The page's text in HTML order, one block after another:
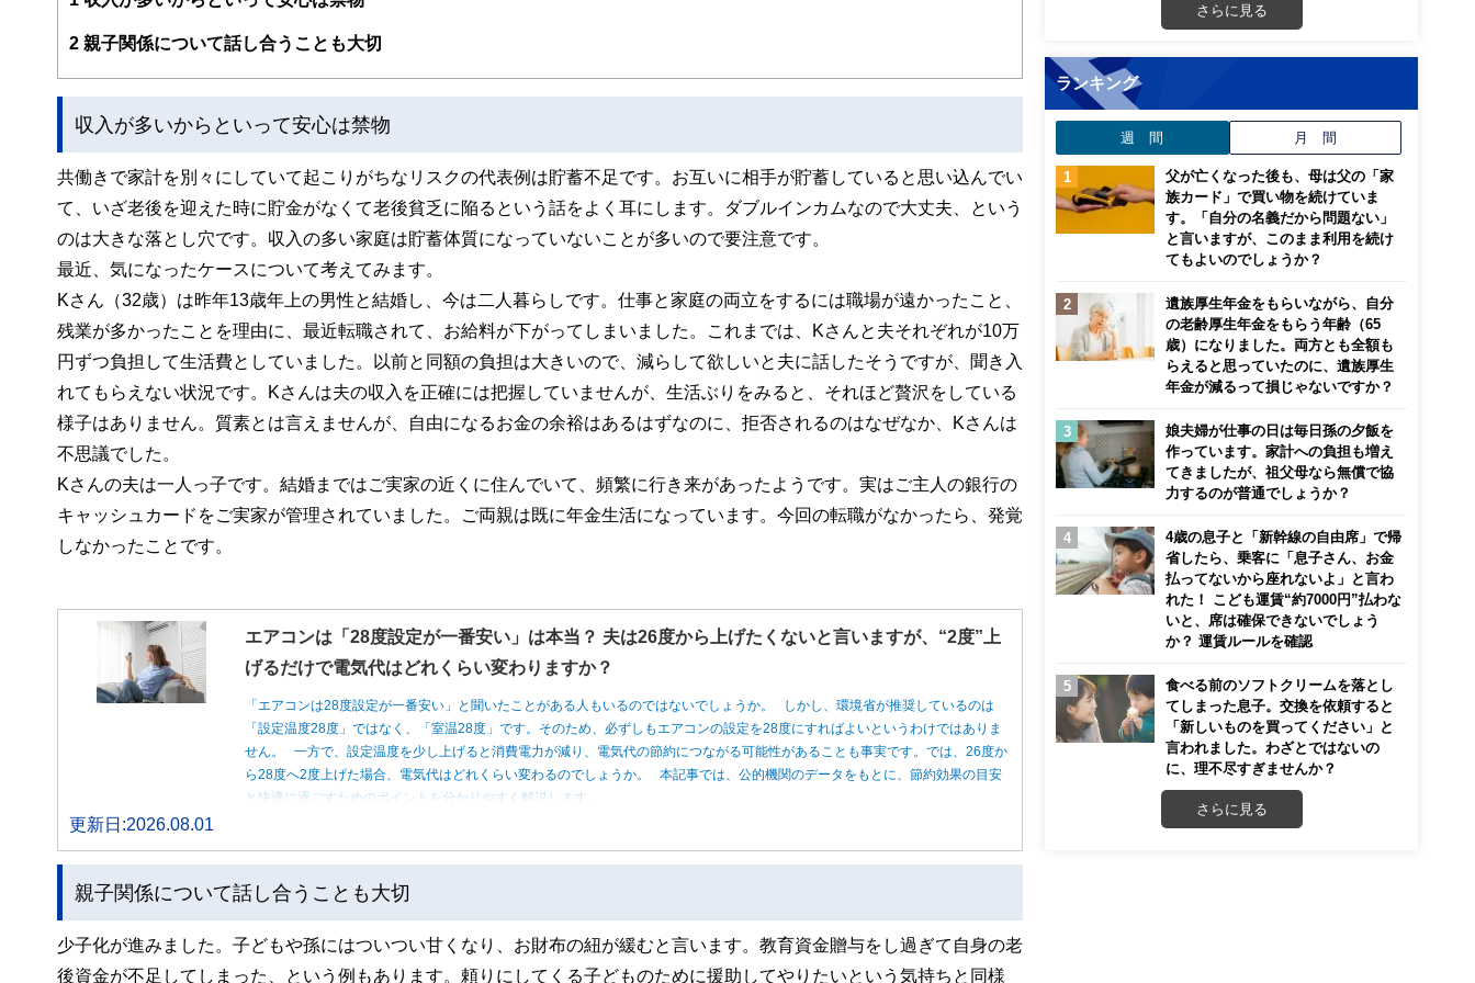
ライフプランに応じた家計のスリム化・健全化を通じて、夢を形にするお手伝いを目指しています。
2 親子関係について話し合うことも大切
収入が多いからといって安心は禁物
共働きで家計を別々にしていて起こりがちなリスクの代表例は貯蓄不足です。お互いに相手が貯蓄していると思い込んでい
て、いざ老後を迎えた時に貯金がなくて老後貧乏に陥るという話をよく耳にします。ダブルインカムなので大丈夫、という
のは大きな落とし穴です。収入の多い家庭は貯蓄体質になっていないことが多いので要注意です。
最近、気になったケースについて考えてみます。
Kさん（32歳）は昨年13歳年上の男性と結婚し、今は二人暮らしです。仕事と家庭の両立をするには職場が遠かったこと、
残業が多かったことを理由に、最近転職されて、お給料が下がってしまいました。これまでは、Kさんと夫それぞれが10万
円ずつ負担して生活費としていました。以前と同額の負担は大きいので、減らして欲しいと夫に話したそうですが、聞き入
れてもらえない状況です。Kさんは夫の収入を正確には把握していませんが、生活ぶりをみると、それほど贅沢をしている
様子はありません。質素とは言えませんが、自由になるお金の余裕はあるはずなのに、拒否されるのはなぜなか、Kさんは
不思議でした。
Kさんの夫は一人っ子です。結婚まではご実家の近くに住んでいて、頻繁に行き来があったようです。実はご主人の銀行の
キャッシュカードをご実家が管理されていました。ご両親は既に年金生活になっています。今回の転職がなかったら、発覚
しなかったことです。
エアコンは「28度設定が一番安い」は本当？ 夫は26度から上げたくないと言いますが、“2度”上
げるだけで電気代はどれくらい変わりますか？
「エアコンは28度設定が一番安い」と聞いたことがある人もいるのではないでしょうか。 しかし、環境省が推奨しているのは
「設定温度28度」ではなく、「室温28度」です。そのため、必ずしもエアコンの設定を28度にすればよいというわけではありま
せん。 一方で、設定温度を少し上げると消費電力が減り、電気代の節約につながる可能性があることも事実です。では、26度か
ら28度へ2度上げた場合、電気代はどれくらい変わるのでしょうか。 本記事では、公的機関のデータをもとに、節約効果の目安
と快適に過ごすためのポイントを分かりやすく解説します。
更新日:2026.08.01
親子関係について話し合うことも大切
少子化が進みました。子どもや孫にはついつい甘くなり、お財布の紐が緩むと言います。教育資金贈与をし過ぎて自身の老
後資金が不足してしまった、という例もあります。頼りにしてくる子どものために援助してやりたいという気持ちと同様
さらに見る
ランキング
週 間 月 間
父が亡くなった後も、母は父の「家
族カード」で買い物を続けていま
す。「自分の名義だから問題ない」
と言いますが、このまま利用を続け
てもよいのでしょうか？
遺族厚生年金をもらいながら、自分
の老齢厚生年金をもらう年齢（65
歳）になりました。両方とも全額も
らえると思っていたのに、遺族厚生
年金が減るって損じゃないですか？
娘夫婦が仕事の日は毎日孫の夕飯を
作っています。家計への負担も増え
てきましたが、祖父母なら無償で協
力するのが普通でしょうか？
4歳の息子と「新幹線の自由席」で帰
省したら、乗客に「息子さん、お金
払ってないから座れないよ」と言わ
れた！ こども運賃“約7000円”払わな
いと、席は確保できないでしょう
か？ 運賃ルールを確認
食べる前のソフトクリームを落とし
てしまった息子。交換を依頼すると
「新しいものを買ってください」と
言われました。わざとではないの
に、理不尽すぎませんか？
さらに見る